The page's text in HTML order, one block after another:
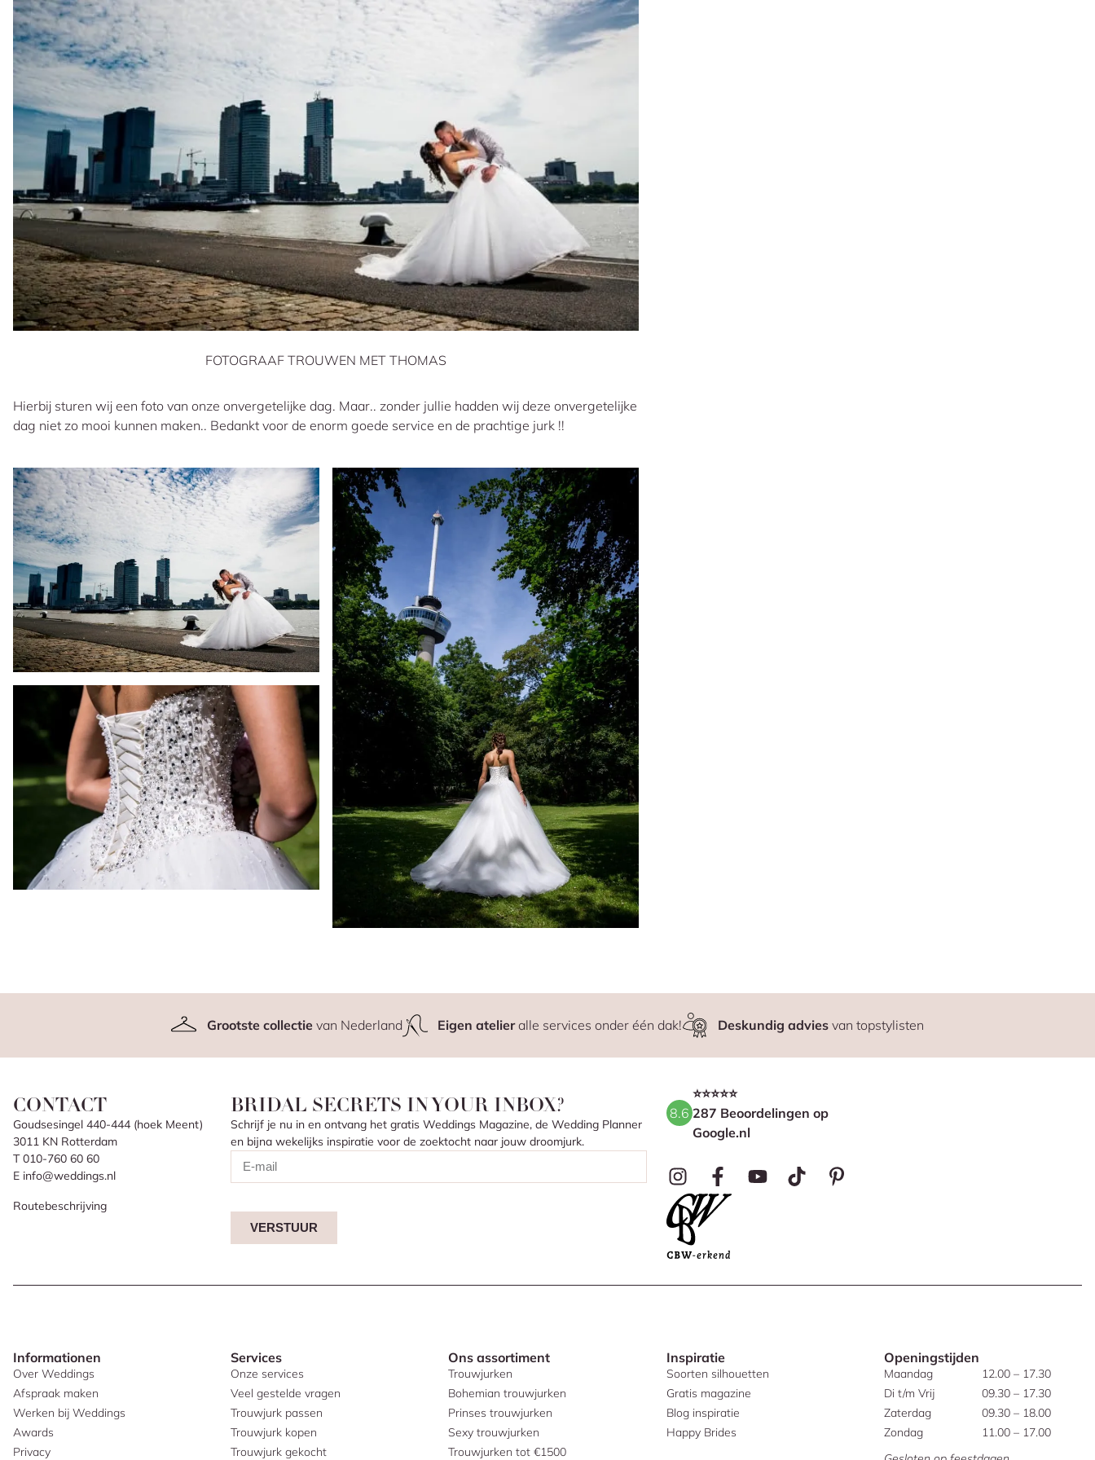
FOTOGRAAF TROUWEN MET THOMAS
Hierbij sturen wij een foto van onze onvergetelijke dag. Maar.. zonder jullie hadden wij deze onvergetelijke
dag niet zo mooi kunnen maken.. Bedankt voor de enorm goede service en de prachtige jurk !!
Grootste collectievan Nederland Eigen atelieralle services onder één dak! Deskundig advies van topstylisten
CONTACT
Goudsesingel 440-444 (hoek Meent)
3011 KN Rotterdam
T 010-760 60 60
E info@weddings.nl
Routebeschrijving
BRIDAL SECRETS IN YOUR INBOX?
Schrijf je nu in en ontvang het gratis Weddings Magazine, de Wedding Planner
en bijna wekelijks inspiratie voor de zoektocht naar jouw droomjurk.
VERSTUUR
8.6
⭐⭐⭐⭐⭐
287 Beoordelingen op
Google.nl
Informationen
Over Weddings
Afspraak maken
Werken bij Weddings
Awards
Privacy
Services
Onze services
Veel gestelde vragen
Trouwjurk passen
Trouwjurk kopen
Trouwjurk gekocht
Ons assortiment
Trouwjurken
Bohemian trouwjurken
Prinses trouwjurken
Sexy trouwjurken
Trouwjurken tot €1500
Inspiratie
Soorten silhouetten
Gratis magazine
Blog inspiratie
Happy Brides
Openingstijden
Maandag
12.00 – 17.30
Di t/m Vrij
09.30 – 17.30
Zaterdag
09.30 – 18.00
Zondag
11.00 – 17.00